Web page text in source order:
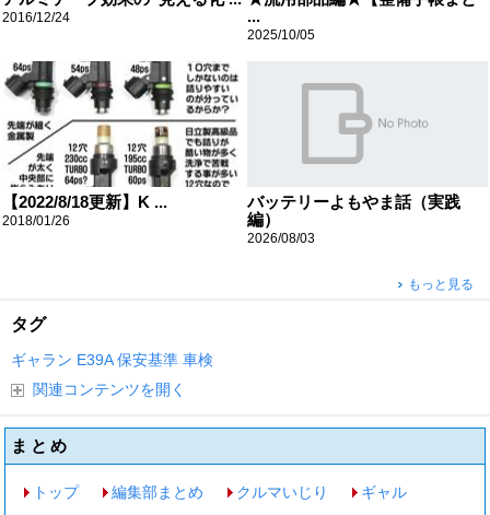
2016/12/24
...
2025/10/05
【2022/8/18更新】K ...
2018/01/26
バッテリーよもやま話（実践
編）
2026/08/03
もっと見る
タグ
ギャラン E39A 保安基準 車検
関連コンテンツを開く
まとめ
トップ 編集部まとめ クルマいじり ギャル